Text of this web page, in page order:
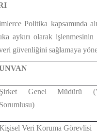
Politika kapsamında
aykırı olarak
güvenliğini sağlamaya
Şirket Genel Müdürü
Sorumlusu)
Veri Koruma Görevlisi